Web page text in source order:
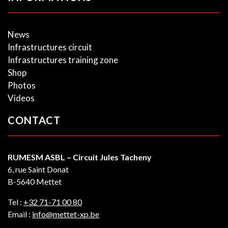
News
Infrastructures circuit
Infrastructures training zone
Shop
Photos
Videos
CONTACT
RUMESM ASBL – Circuit Jules Tacheny
6, rue Saint Donat
B-5640 Mettet
Tel : +32 71-71 00 80
Email : info@mettet-xp.be